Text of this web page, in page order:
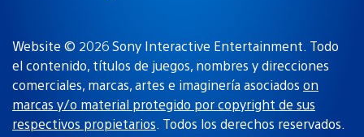
Website © 2026 Sony Interactive Entertainment. Todo
el contenido, títulos de juegos, nombres y direcciones
comerciales, marcas, artes e imaginería asociados on
marcas y/o material protegido por copyright de sus
respectivos propietarios. Todos los derechos reservados.